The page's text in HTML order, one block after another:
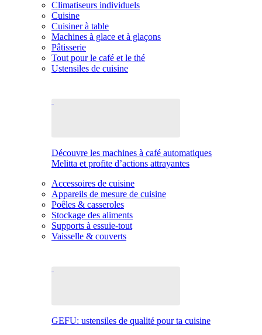
Climatiseurs individuels
Cuisine
Cuisiner à table
Machines à glace et à glaçons
Pâtisserie
Tout pour le café et le thé
Ustensiles de cuisine
Découvre les machines à café automatiques
Melitta et profite d’actions attrayantes
Accessoires de cuisine
Appareils de mesure de cuisine
Poêles & casseroles
Stockage des aliments
Supports à essuie-tout
Vaisselle & couverts
GEFU: ustensiles de qualité pour ta cuisine